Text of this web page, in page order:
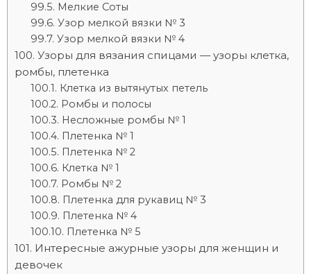
Мелкие Соты
Узор мелкой вязки № 3
Узор мелкой вязки № 4
Узоры для вязания спицами — узоры клетка,
ромбы, плетенка
Клетка из вытянутых петель
Ромбы и полосы
Несложные ромбы № 1
Плетенка № 1
Плетенка № 2
Клетка № 1
Ромбы № 2
Плетенка для рукавиц № 3
Плетенка № 4
Плетенка № 5
Интересные ажурные узоры для женщин и
девочек